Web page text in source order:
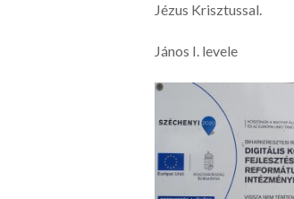
Jézus Krisztussal.
János I. levele